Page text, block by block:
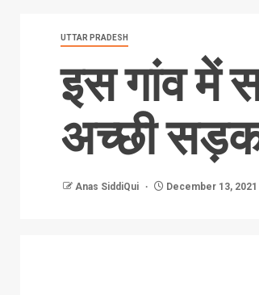
UTTAR PRADESH
इस गांव में
अच्छी
Anas SiddiQui December 13, 2021